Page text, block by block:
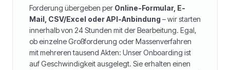
Forderung übergeben per Online-Formular, E-
Mail, CSV/Excel oder API-Anbindung– wir starten
innerhalb von 24 Stunden mit der Bearbeitung. Egal,
ob einzelne Großforderung oder Massenverfahren
mit mehreren tausend Akten: Unser Onboarding ist
auf Geschwindigkeit ausgelegt. Sie erhalten einen